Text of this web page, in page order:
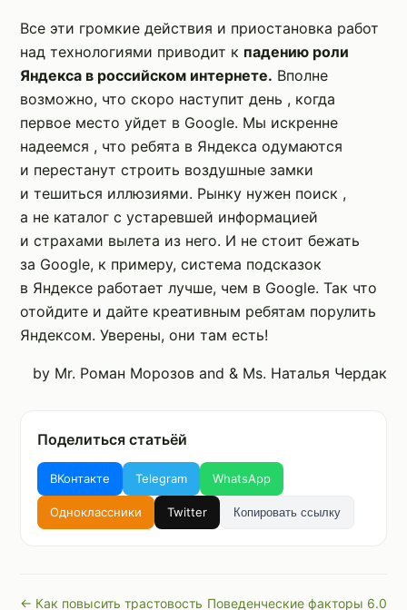
Все эти громкие действия и приостановка работ
над технологиями приводит к падению роли
Яндекса в российском интернете. Вполне
возможно, что скоро наступит день , когда
первое место уйдет в Google. Мы искренне
надеемся , что ребята в Яндекса одумаются
и перестанут строить воздушные замки
и тешиться иллюзиями. Рынку нужен поиск ,
а не каталог с устаревшей информацией
и страхами вылета из него. И не стоит бежать
за Google, к примеру, система подсказок
в Яндексе работает лучше, чем в Google. Так что
отойдите и дайте креативным ребятам порулить
Яндексом. Уверены, они там есть!
by Mr. Роман Морозов and & Ms. Наталья Чердак
Поделиться статьёй
ВКонтакте Telegram WhatsApp
Одноклассники Twitter Копировать ссылку
← Как повысить трастовость Поведенческие факторы 6.0